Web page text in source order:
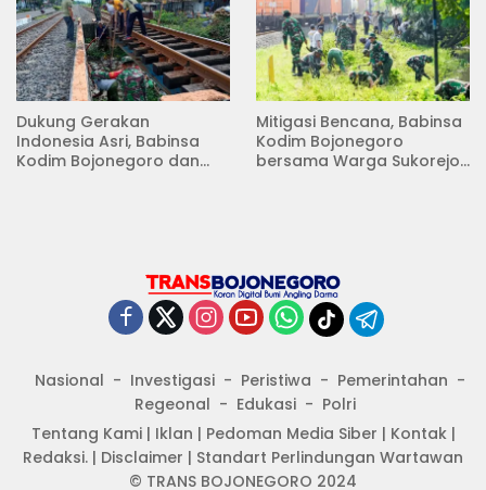
Dukung Gerakan
Indonesia Asri, Babinsa
Kodim Bojonegoro dan
Mitigasi Bencana, Babinsa
Kodim Bojonegoro
bersama Warga Sukorejo
Nasional Investigasi Peristiwa
Pemerintahan
Regeonal
Edukasi
Polri
Tentang Kami| Iklan | Pedoman Media Siber | Kontak|
Redaksi. | Disclaimer | Standart Perlindungan Wartawan
© TRANS BOJONEGORO 2024